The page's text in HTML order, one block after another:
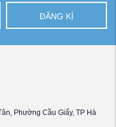
ĐĂNG KÍ
Phường Cầu Giấy, TP Hà